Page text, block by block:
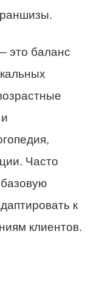
это баланс
Часто
к
клиентов.